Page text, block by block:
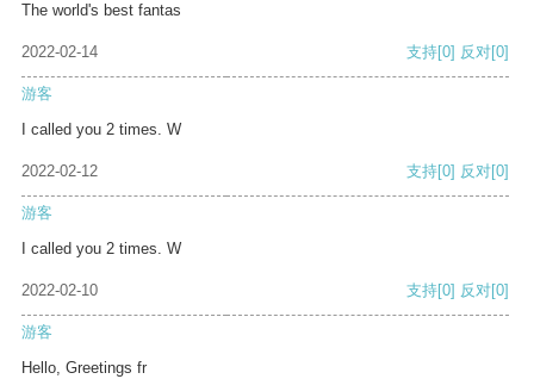
The world's best fantas
2022-02-14 支持[0] 反对[0]
游客
I called you 2 times. W
2022-02-12 支持[0] 反对[0]
游客
I called you 2 times. W
2022-02-10 支持[0] 反对[0]
游客
Hello, Greetings fr